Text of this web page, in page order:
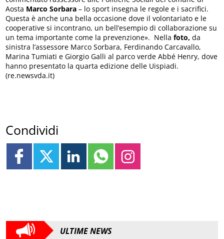
Aosta Marco Sorbara – lo sport insegna le regole e i sacrifici.
Questa è anche una bella occasione dove il volontariato e le
cooperative si incontrano, un bell’esempio di collaborazione su
un tema importante come la prevenzione». Nellafoto, da
sinistra l’assessore Marco Sorbara, Ferdinando Carcavallo,
Marina Tumiati e Giorgio Galli al parco verde Abbé Henry, dove
hanno presentato la quarta edizione delle Uispiadi.
(re.newsvda.it)
Condividi
ULTIME NEWS